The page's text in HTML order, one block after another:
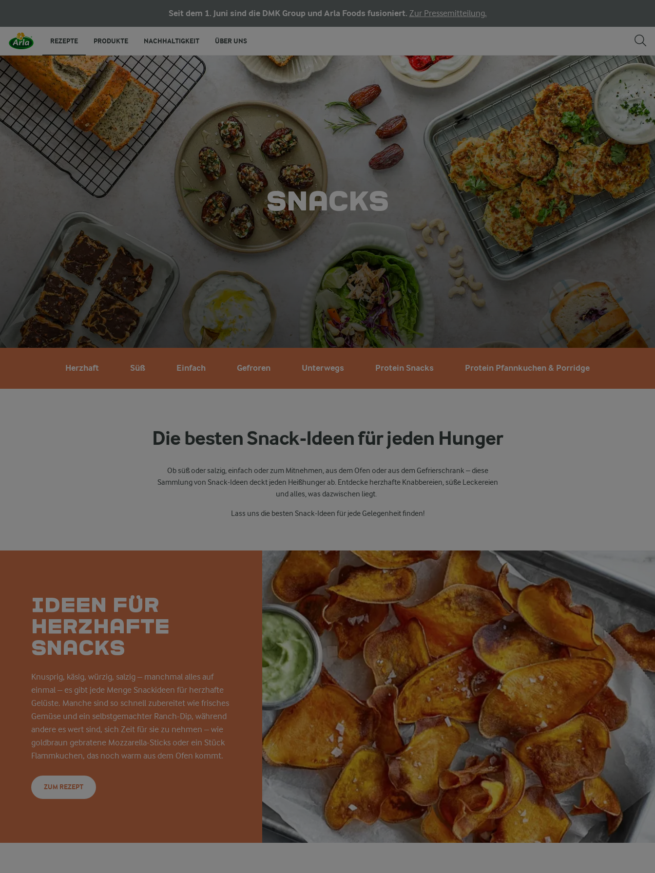
Seit dem 1. Juni sind die DMK Group und Arla Foods fusioniert. Zur Pressemitteilung.
REZEPTE PRODUKTE NACHHALTIGKEIT ÜBER UNS
SNACKS
Herzhaft Süß Einfach Gefroren Unterwegs Protein Snacks Protein Pfannkuchen & Porridge
Die besten Snack-Ideen für jeden Hunger
Ob süß oder salzig, einfach oderzum Mitnehmen,aus dem Ofen oderaus dem Gefrierschrank – diese
Sammlungvon Snack-Ideen deckt jeden Heißhungerab. Entdecke herzhafte Knabbereien, süße Leckereien
undalles, was dazwischen liegt.
Lass uns die besten Snack-Ideen für jede Gelegenheitfinden!
Ideen für
herzhafte
Snacks
Knusprig, käsig, würzig, salzig – manchmal alles auf
einmal – es gibt jede Menge Snackideen für herzhafte
Gelüste. Manche sind so schnell zubereitet wie frisches
Gemüse und ein selbstgemachter Ranch-Dip, während
andere es wert sind, sich Zeit für sie zu nehmen – wie
goldbraun gebratene Mozzarella-Sticks oder ein Stück
Flammkuchen, das noch warm aus dem Ofen kommt.
ZUM REZEPT